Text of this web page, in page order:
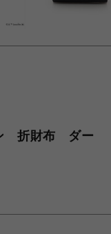
ン 折財布 ダー